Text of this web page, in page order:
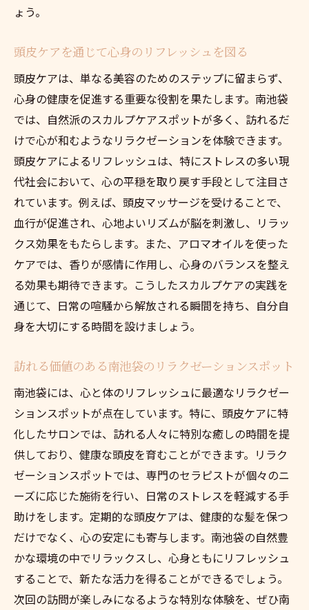
ょう。
頭皮ケアを通じて心身のリフレッシュを図る
頭皮ケアは、単なる美容のためのステップに留まらず、
心身の健康を促進する重要な役割を果たします。南池袋
では、自然派のスカルプケアスポットが多く、訪れるだ
けで心が和むようなリラクゼーションを体験できます。
頭皮ケアによるリフレッシュは、特にストレスの多い現
代社会において、心の平穏を取り戻す手段として注目さ
れています。例えば、頭皮マッサージを受けることで、
血行が促進され、心地よいリズムが脳を刺激し、リラッ
クス効果をもたらします。また、アロマオイルを使った
ケアでは、香りが感情に作用し、心身のバランスを整え
る効果も期待できます。こうしたスカルプケアの実践を
通じて、日常の喧騒から解放される瞬間を持ち、自分自
身を大切にする時間を設けましょう。
訪れる価値のある南池袋のリラクゼーションスポット
南池袋には、心と体のリフレッシュに最適なリラクゼー
ションスポットが点在しています。特に、頭皮ケアに特
化したサロンでは、訪れる人々に特別な癒しの時間を提
供しており、健康な頭皮を育むことができます。リラク
ゼーションスポットでは、専門のセラピストが個々のニ
ーズに応じた施術を行い、日常のストレスを軽減する手
助けをします。定期的な頭皮ケアは、健康的な髪を保つ
だけでなく、心の安定にも寄与します。南池袋の自然豊
かな環境の中でリラックスし、心身ともにリフレッシュ
することで、新たな活力を得ることができるでしょう。
次回の訪問が楽しみになるような特別な体験を、ぜひ南